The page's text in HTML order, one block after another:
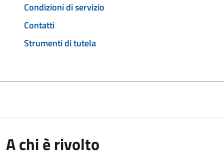
Condizioni di servizio
Contatti
Strumenti di tutela
A chi è rivolto